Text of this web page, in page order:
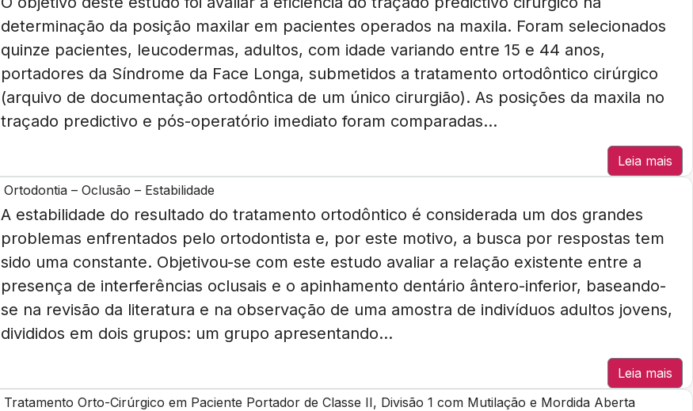
determinação da posição maxilar em pacientes operados na maxila. Foram selecionados
quinze pacientes, leucodermas, adultos, com idade variando entre 15 e 44 anos,
portadores da Síndrome da Face Longa, submetidos a tratamento ortodôntico cirúrgico
(arquivo de documentação ortodôntica de um único cirurgião). As posições da maxila no
traçado predictivo e pós-operatório imediato foram comparadas...
Leia mais
Ortodontia – Oclusão – Estabilidade
A estabilidade do resultado do tratamento ortodôntico é considerada um dos grandes
problemas enfrentados pelo ortodontista e, por este motivo, a busca por respostas tem
sido uma constante. Objetivou-se com este estudo avaliar a relação existente entre a
presença de interferências oclusais e o apinhamento dentário ântero-inferior, baseando-
se na revisão da literatura e na observação de uma amostra de indivíduos adultos jovens,
divididos em dois grupos: um grupo apresentando...
Leia mais
Tratamento Orto-Cirúrgico em Paciente Portador de Classe II, Divisão 1 com Mutilação e Mordida Aberta